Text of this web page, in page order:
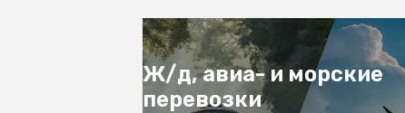
Ж/д, авиа- и морские
перевозки